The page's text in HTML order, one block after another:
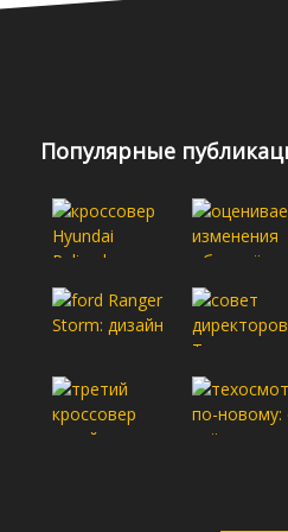
Популярные